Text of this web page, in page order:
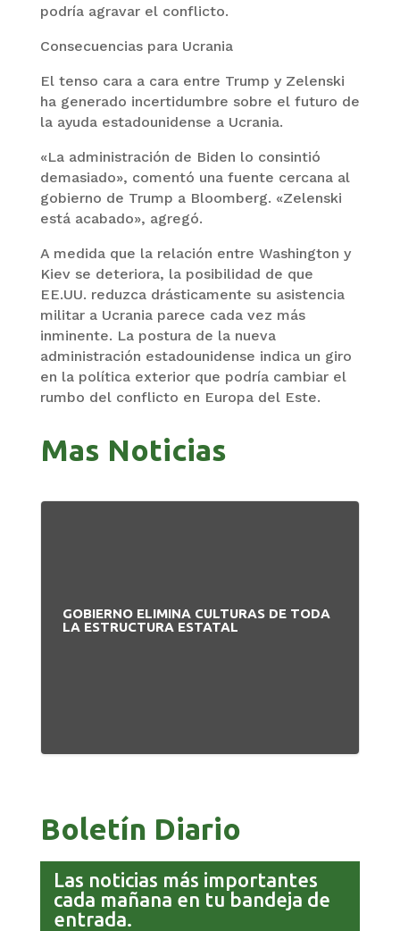
podría agravar el conflicto.
Consecuencias para Ucrania
El tenso cara a cara entre Trump y Zelenski
ha generado incertidumbre sobre el futuro de
la ayuda estadounidense a Ucrania.
«La administración de Biden lo consintió
demasiado», comentó una fuente cercana al
gobierno de Trump a Bloomberg. «Zelenski
está acabado», agregó.
A medida que la relación entre Washington y
Kiev se deteriora, la posibilidad de que
EE.UU. reduzca drásticamente su asistencia
militar a Ucrania parece cada vez más
inminente. La postura de la nueva
administración estadounidense indica un giro
en la política exterior que podría cambiar el
rumbo del conflicto en Europa del Este.
Mas Noticias
GOBIERNO ELIMINA CULTURAS DE TODA
LA ESTRUCTURA ESTATAL
Boletín Diario
Las noticias más importantes
cada mañana en tu bandeja de
entrada.